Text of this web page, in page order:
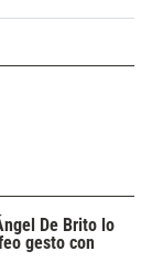
De Brito lo
gesto con